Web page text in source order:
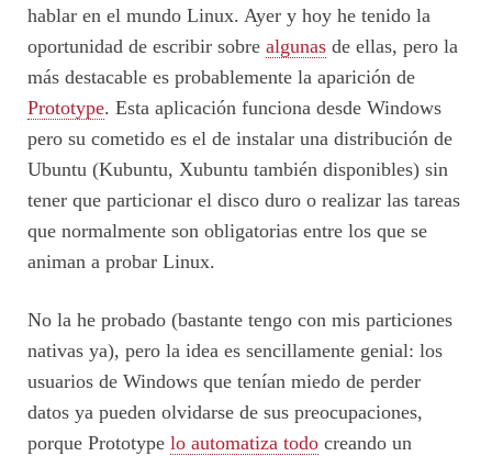
hablar en el mundo Linux. Ayer y hoy he tenido la
oportunidad de escribir sobre algunas de ellas, pero la
más destacable es probablemente la aparición de
Prototype. Esta aplicación funciona desde Windows
pero su cometido es el de instalar una distribución de
Ubuntu (Kubuntu, Xubuntu también disponibles) sin
tener que particionar el disco duro o realizar las tareas
que normalmente son obligatorias entre los que se
animan a probar Linux.
No la he probado (bastante tengo con mis particiones
nativas ya), pero la idea es sencillamente genial: los
usuarios de Windows que tenían miedo de perder
datos ya pueden olvidarse de sus preocupaciones,
porque Prototype lo automatiza todo creando un